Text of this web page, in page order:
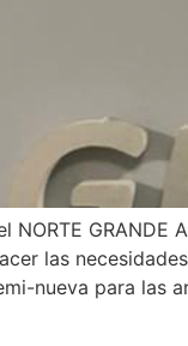
NORTE
las
nueva para las